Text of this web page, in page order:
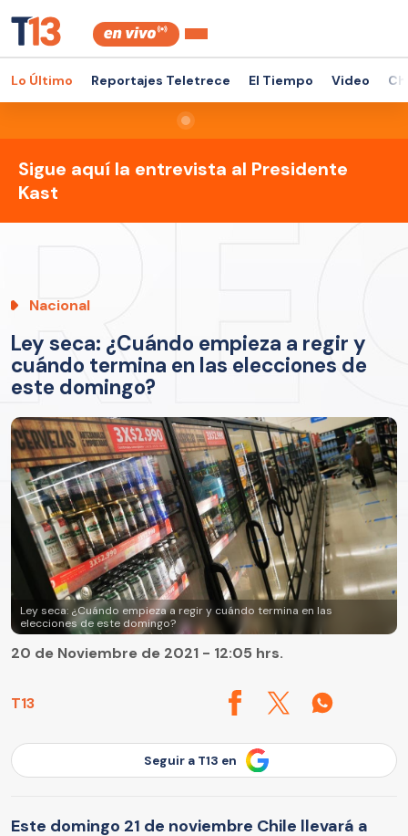
Lo Último Reportajes Teletrece El Tiempo Video
Sigue aquí la entrevista al Presidente
Kast
Nacional
Ley seca: ¿Cuándo empieza a regir y
cuándo termina en las elecciones de
este domingo?
Ley seca: ¿Cuándo empieza a regir y cuándo termina en las
elecciones de este domingo?
T13
20 de Noviembre de 2021 - 12:05 hrs.
Seguir a T13 en
Este domingo 21 de noviembre Chile llevará a